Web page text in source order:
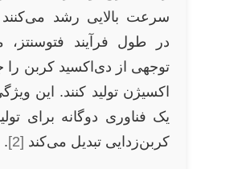
سرعت بالایی رشد می‌کنند
در طول فرآیند فتوسنتز،
توجهی از دی‌اکسید کربن
اکسیژن تولید کنند. این
یک فناوری دوگانه برای
کربن‌زدایی تبدیل می‌کند [2]
.